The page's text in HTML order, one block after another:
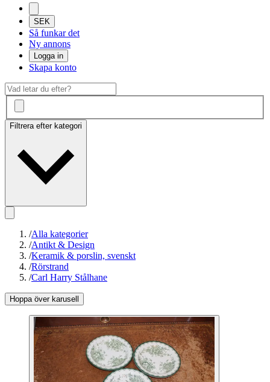
SEK
Så funkar det
Ny annons
Logga in
Skapa konto
Filtrera efter kategori
/Alla kategorier
/Antikt & Design
/Keramik & porslin, svenskt
/Rörstrand
/Carl Harry Stålhane
Hoppa över karusell